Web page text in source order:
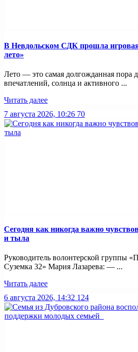
В Невдольском СДК прошла
лето»
Лето — это самая долгожданная пора
впечатлений, солнца и активного ...
Читать далее
7 августа 2026, 10:26 70
Сегодня как никогда важно
и тыла
Руководитель волонтерской группы
Суземка 32» Мария Лазарева: — ...
Читать далее
6 августа 2026, 14:32 124